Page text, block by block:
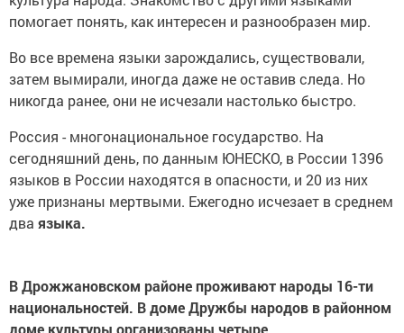
помогает понять, как интересен и разнообразен мир.
Во все времена языки зарождались, существовали,
затем вымирали, иногда даже не оставив следа. Но
никогда ранее, они не исчезали настолько быстро.
Россия - многонациональное государство. На
сегодняшний день, по данным ЮНЕСКО, в России 1396
языков в России находятся в опасности, и 20 из них
уже признаны мертвыми. Ежегодно исчезает в среднем
два языка.
В Дрожжановском районе проживают народы 16-ти
национальностей. В доме Дружбы народов в районном
доме культуры организованы четыре